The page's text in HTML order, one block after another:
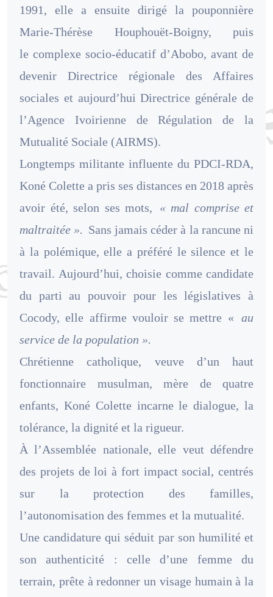
1991, elle a ensuite dirigé la pouponnière
Marie-Thérèse Houphouët-Boigny, puis
le complexe socio-éducatif d’Abobo, avant de
devenir Directrice régionale des Affaires
sociales et aujourd’hui Directrice générale de
l’Agence Ivoirienne de Régulation de la
Mutualité Sociale (AIRMS).
Longtemps militante influente du PDCI-RDA,
Koné Colette a pris ses distances en 2018 après
avoir été, selon ses mots,
« mal comprise et
maltraitée ». Sans jamais céder à la rancune ni
à la polémique, elle a préféré le silence et le
travail. Aujourd’hui, choisie comme candidate
du parti au pouvoir pour les législatives à
Cocody, elle affirme vouloir se mettre « au
service de la population ».
Chrétienne catholique, veuve d’un haut
fonctionnaire musulman, mère de quatre
enfants, Koné Colette incarne le dialogue, la
tolérance, la dignité et la rigueur.
À l’Assemblée nationale, elle veut défendre
des projets de loi à fort impact social, centrés
sur la protection des familles,
l’autonomisation des femmes et la mutualité.
Une candidature qui séduit par son humilité et
son authenticité : celle d’une femme du
terrain, prête à redonner un visage humain à la